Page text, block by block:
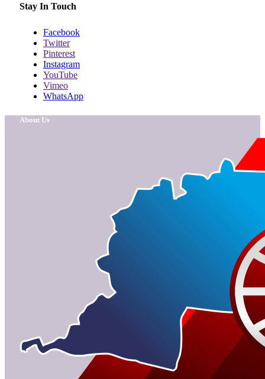
Stay In Touch
Facebook
Twitter
Pinterest
Instagram
YouTube
Vimeo
WhatsApp
About Us